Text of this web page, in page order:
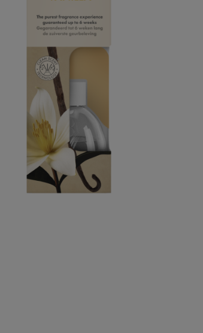
ochrony roślin
ochrony roślin dla profesjonalistów
Zobacz wszystkie